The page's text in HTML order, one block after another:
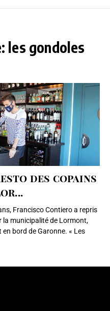
les gondoles
des copains
Francisco Contiero a repris
la municipalité de Lormont,
bord de Garonne. « Les